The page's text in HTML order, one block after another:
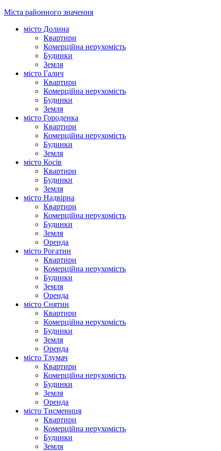
Міста районного значення
місто Долина
Квартири
Комерційна нерухомість
Будинки
Земля
місто Галич
Квартири
Комерційна нерухомість
Будинки
Земля
місто Городенка
Квартири
Комерційна нерухомість
Будинки
Земля
місто Косів
Квартири
Будинки
Земля
місто Надвірна
Квартири
Комерційна нерухомість
Будинки
Земля
Оренда
місто Рогатин
Квартири
Комерційна нерухомість
Будинки
Земля
Оренда
місто Снятин
Квартири
Комерційна нерухомість
Будинки
Земля
Оренда
місто Тлумач
Квартири
Комерційна нерухомість
Будинки
Земля
Оренда
місто Тисмениця
Квартири
Комерційна нерухомість
Будинки
Земля